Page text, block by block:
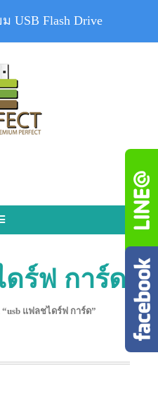
ร์ฟ การ์ด
“usb แฟลชไดร์ฟ การ์ด”
USB Flash Drive